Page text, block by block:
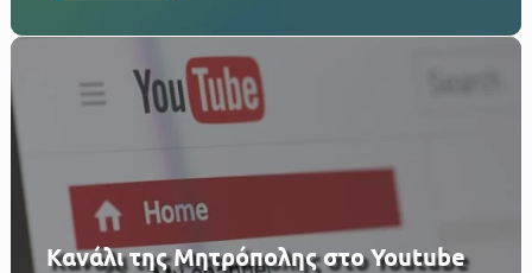
Κανάλι της Μητρόπολης στο Youtube